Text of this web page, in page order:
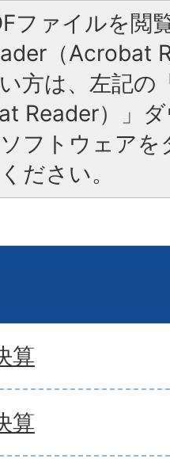
ファイルを閲
（Acrobat
方は、左記の
Reader）」
フトウェア
ださい。
算
算